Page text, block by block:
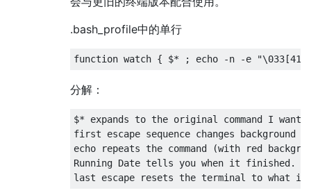
.bash_profile中的单行
function watch { $* ; echo -n -e
分解：
$* expands to the original command I want
first escape sequence changes background
echo repeats the command
(with red
Running Date tells you when it finished .
last escape resets the terminal to what it